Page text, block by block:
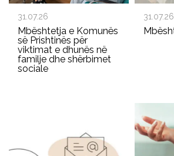
31.07.26
Mbështetja e Komunës
së Prishtinës për
viktimat e dhunës në
familje dhe shërbimet
sociale
31.07.26